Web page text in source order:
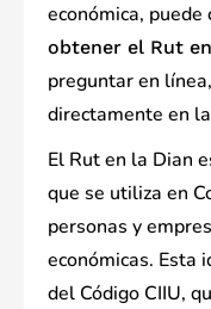
económica,
obtener el Rut
preguntar en
directamente en
El Rut en la Dian
que se utiliza en
personas y
económicas. Esta
del Código CIIU,